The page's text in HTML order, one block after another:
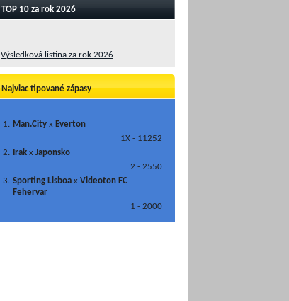
TOP 10 za rok 2026
Výsledková listina za rok 2026
Najviac tipované zápasy
1. Man.City x Everton
1X - 11252
2. Irak x Japonsko
2 - 2550
3. Sporting Lisboa x Videoton FC
Fehervar
1 - 2000